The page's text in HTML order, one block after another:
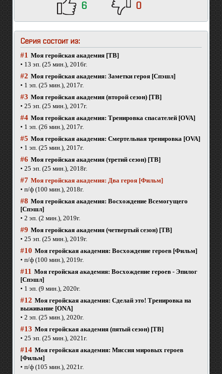
6 0
Серия состоит из:
#1 Моя геройская академия [ТВ]
• 13 эп. (25 мин.), 2016г.
#2 Моя геройская академия: Заметки героя [Спэшл]
• 1 эп. (25 мин.), 2017г.
#3 Моя геройская академия (второй сезон) [ТВ]
• 25 эп. (25 мин.), 2017г.
#4 Моя геройская академия: Тренировка спасателей [OVA]
• 1 эп. (26 мин.), 2017г.
#5 Моя геройская академия: Смертельная тренировка [OVA]
• 1 эп. (25 мин.), 2017г.
#6 Моя геройская академия (третий сезон) [ТВ]
• 25 эп. (25 мин.), 2018г.
#7 Моя геройская академия: Два героя [Фильм]
• п/ф (100 мин.), 2018г.
#8 Моя геройская академия: Восхождение Всемогущего
[Спэшл]
• 2 эп. (2 мин.), 2019г.
#9 Моя геройская академия (четвертый сезон) [ТВ]
• 25 эп. (25 мин.), 2019г.
#10 Моя геройская академия: Восхождение героев [Фильм]
• п/ф (100 мин.), 2019г.
#11 Моя геройская академия: Восхождение героев - Эпилог
[Спэшл]
• 1 эп. (9 мин.), 2020г.
#12 Моя геройская академия: Сделай это! Тренировка на
выживание [ONA]
• 2 эп. (25 мин.), 2020г.
#13 Моя геройская академия (пятый сезон) [ТВ]
• 25 эп. (25 мин.), 2021г.
#14 Моя геройская академия: Миссия мировых героев
[Фильм]
• п/ф (105 мин.), 2021г.